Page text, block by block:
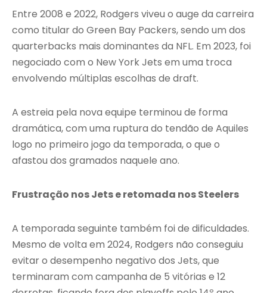
Entre 2008 e 2022, Rodgers viveu o auge da carreira
como titular do Green Bay Packers, sendo um dos
quarterbacks mais dominantes da NFL. Em 2023, foi
negociado com o New York Jets em uma troca
envolvendo múltiplas escolhas de draft.
A estreia pela nova equipe terminou de forma
dramática, com uma ruptura do tendão de Aquiles
logo no primeiro jogo da temporada, o que o
afastou dos gramados naquele ano.
Frustração nos Jets e retomada nos Steelers
A temporada seguinte também foi de dificuldades.
Mesmo de volta em 2024, Rodgers não conseguiu
evitar o desempenho negativo dos Jets, que
terminaram com campanha de 5 vitórias e 12